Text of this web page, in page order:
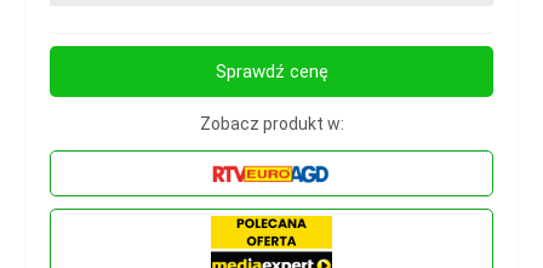
Sprawdź cenę
Zobacz produkt w: